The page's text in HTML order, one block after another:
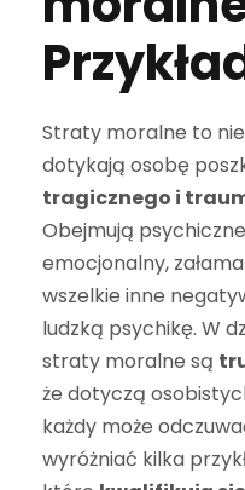
Straty moralne to
dotykają osobę
tragicznego i
Obejmują
emocjonalny,
wszelkie inne
ludzką psychikę. W
straty moralne są
że dotyczą
każdy może
wyróżniać kilka